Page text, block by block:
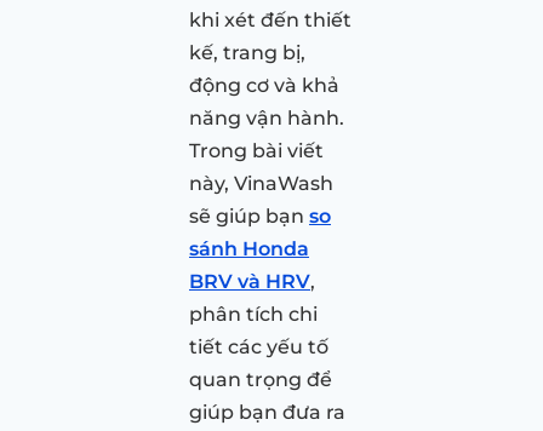
khi xét đến thiết
kế, trang bị,
động cơ và khả
năng vận hành.
Trong bài viết
này, VinaWash
sẽ giúp bạn so
sánh Honda
BRV và HRV,
phân tích chi
tiết các yếu tố
quan trọng để
giúp bạn đưa ra